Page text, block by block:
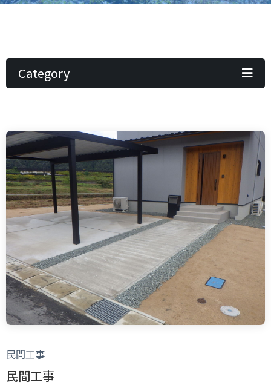
Category
民間工事
民間工事